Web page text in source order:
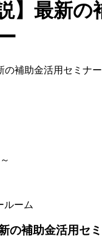
】最新の
ルーム
の補助金活用セ